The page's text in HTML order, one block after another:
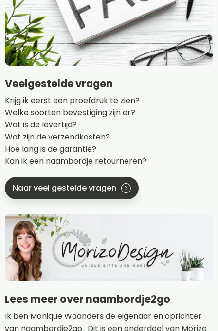
Veelgestelde vragen
Krijg ik eerst een proefdruk te zien?
Welke soorten bevestiging zijn er?
Wat is de levertijd?
Wat zijn de verzendkosten?
Hoe lang is de garantie?
Kan ik een naambordje retourneren?
Naar veel gestelde vragen
Lees meer over naambordje2go
Ik ben Monique Waanders de eigenaar en oprichter
van naambordje2go . Dit is een onderdeel van Morizo